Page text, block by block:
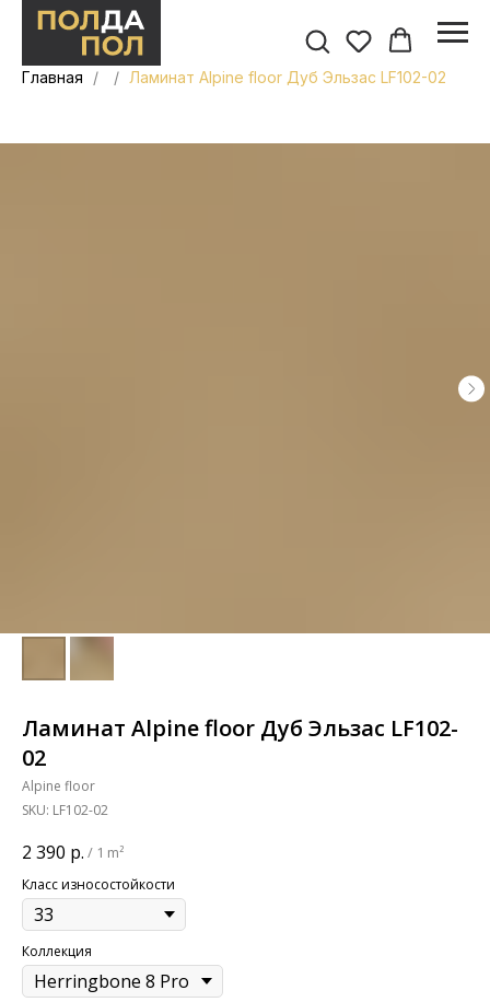
Главная Ламинат Alpine floor Дуб Эльзас LF102-02
Ламинат Alpine floor Дуб Эльзас LF102-
02
Alpine floor
SKU: LF102-02
2 390 р. / 1 m²
Класс износостойкости
Коллекция